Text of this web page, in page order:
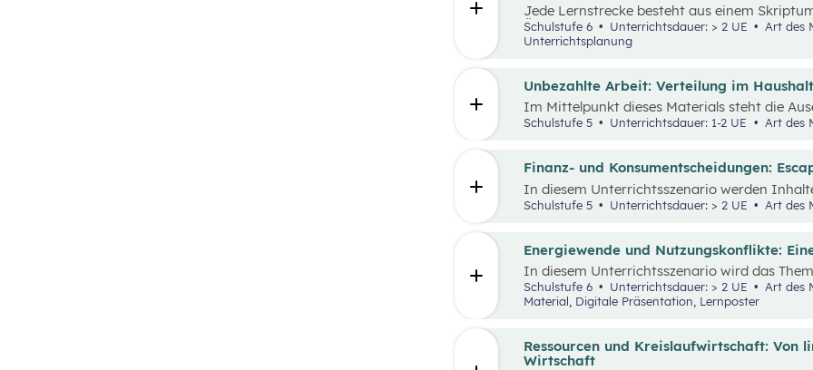
Energiewende und Nutzungskonflikte:
In diesem Unterrichtsszenario wird das
einhergehende Nutzungskonflikte
einem Wimmelbild gearbeitet, auf dem
Darstellungen zu Energie, Ressourcen und
Schulstufe 6 Unterrichtsdauer: > 2 UE
Material, Digitale Präsentation, Lernposter
Ressourcen und Kreislaufwirtschaft: Von
Wirtschaft
Unbezahlte Arbeit: Verteilung im Haushalt
Im Mittelpunkt dieses Materials steht die
(unbezahlter) Arbeit und deren Verteilung.
unbezahlte Tätigkeiten im Haushalt
Schulstufe 5 Unterrichtsdauer: 1-2 UE Art des
Finanz- und Konsumentscheidungen:
In diesem Unterrichtsszenario werden
„Leben und Wirtschaften im eigenen
kommt die Methode „Escape Room“ zum
stärken und sogenannte 21 Century Skills zu
Schulstufe 5 Unterrichtsdauer: > 2 UE Art des
Jede Lernstrecke besteht aus einem
Überblick über die jeweilige Lernstrecke zu
Unterrichtsgegenstand Wirtschaftsbildung
Wissen und entwickeln Fähigkeiten,
benötigen. Diese sollen ihnen dabei helfen,
Aufgaben und Problemstellungen erkennen,
erfolgreich bewältigen zu können.
Schulstufe 6 Unterrichtsdauer: > 2 UE
Unterrichtsplanung